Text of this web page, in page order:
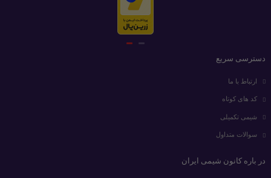
دسترسی سریع
ارتباط با ما
کد های کوتاه
شیمی تکمیلی
سوالات متداول
در باره کانون شیمی ایران